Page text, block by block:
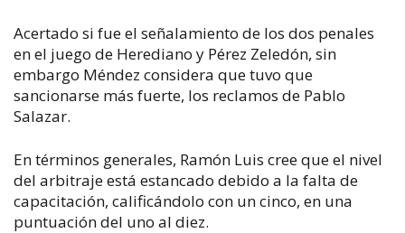
Acertado si fue el señalamiento de los dos penales
en el juego de Herediano y Pérez Zeledón, sin
embargo Méndez considera que tuvo que
sancionarse más fuerte, los reclamos de Pablo
Salazar.
En términos generales, Ramón Luis cree que el nivel
del arbitraje está estancado debido a la falta de
capacitación, calificándolo con un cinco, en una
puntuación del uno al diez.